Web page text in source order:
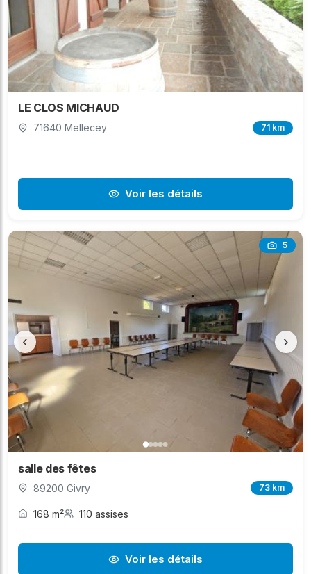
LE CLOS MICHAUD
71640 Mellecey 71 km
Voir les détails
5
‹ ›
salle des fêtes
89200 Givry 73 km
168 m² 110 assises
Voir les détails